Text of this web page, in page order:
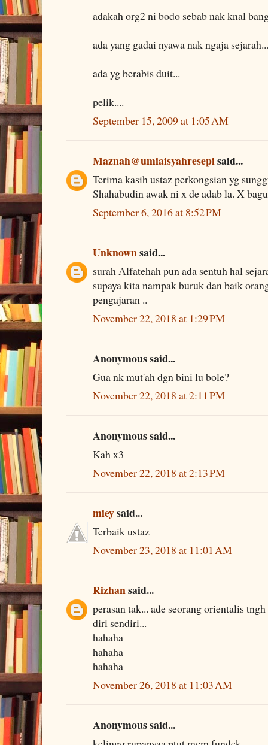
adakah org2 ni bodo sebab nak knal
ada yang gadai nyawa nak ngaja sejarah...
ada yg berabis duit...
pelik....
September 15, 2009 at 1:05 AM
Maznah@umiaisyahresepisaid...
Terima kasih ustaz perkongsian yg
Shahabudin awak ni x de adab la. X
September 6, 2016 at 8:52 PM
Unknownsaid...
surah Alfatehah pun ada sentuh hal
supaya kita nampak buruk dan baik
pengajaran ..
November 22, 2018 at 1:29 PM
Anonymous said...
Gua nk mut'ah dgn bini lu bole?
November 22, 2018 at 2:11 PM
Anonymous said...
Kah x3
November 22, 2018 at 2:13 PM
mieysaid...
Terbaik ustaz
November 23, 2018 at 11:01 AM
Rizhansaid...
perasan tak... ade seorang orientalis
diri sendiri...
hahaha
hahaha
hahaha
November 26, 2018 at 11:03 AM
Anonymous said...